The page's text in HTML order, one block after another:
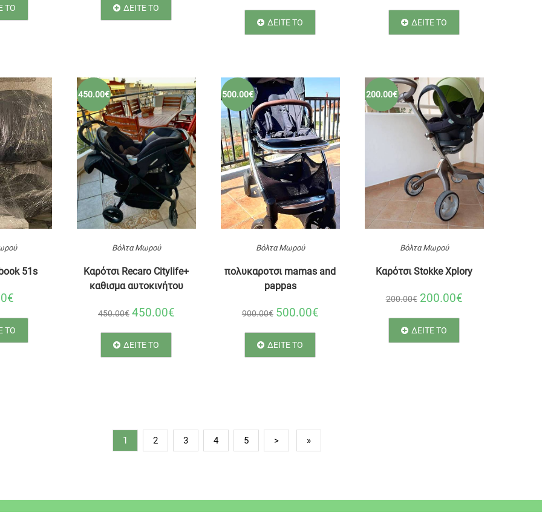
ΤΟ ΔΕΙΤΕ ΤΟ
ΔΕΙΤΕ ΤΟ ΔΕΙΤΕ ΤΟ
51s
ΤΟ
450.00€
Βόλτα Μωρού
Καρότσι Recaro Citylife+
καθισμα αυτοκινήτου
450.00€ 450.00€
ΔΕΙΤΕ ΤΟ
500.00€
Βόλτα Μωρού
πολυκαροτσι mamas and
pappas
900.00€ 500.00€
ΔΕΙΤΕ ΤΟ
200.00€
Βόλτα Μωρού
Καρότσι Stokke Xplory
200.00€ 200.00€
ΔΕΙΤΕ ΤΟ
1 2 3 4 5 > »